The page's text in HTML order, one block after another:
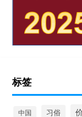
标签
中国 习俗